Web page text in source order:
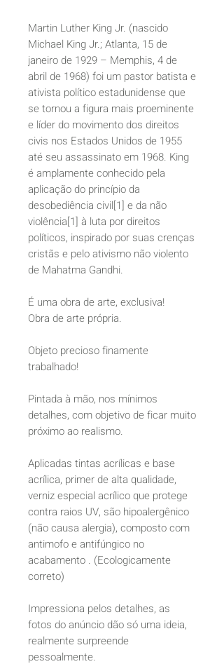
Martin Luther King Jr. (nascido
Michael King Jr.; Atlanta, 15 de
janeiro de 1929 – Memphis, 4 de
abril de 1968) foi um pastor batista e
ativista político estadunidense que
se tornou a figura mais proeminente
e líder do movimento dos direitos
civis nos Estados Unidos de 1955
até seu assassinato em 1968. King
é amplamente conhecido pela
aplicação do princípio da
desobediência civil[1] e da não
violência[1] à luta por direitos
políticos, inspirado por suas crenças
cristãs e pelo ativismo não violento
de Mahatma Gandhi.
É uma obra de arte, exclusiva!
Obra de arte própria.
Objeto precioso finamente
trabalhado!
Pintada à mão, nos mínimos
detalhes, com objetivo de ficar muito
próximo ao realismo.
Aplicadas tintas acrílicas e base
acrílica, primer de alta qualidade,
verniz especial acrílico que protege
contra raios UV, são hipoalergênico
(não causa alergia), composto com
antimofo e antifúngico no
acabamento . (Ecologicamente
correto)
Impressiona pelos detalhes, as
fotos do anúncio dão só uma ideia,
realmente surpreende
pessoalmente.